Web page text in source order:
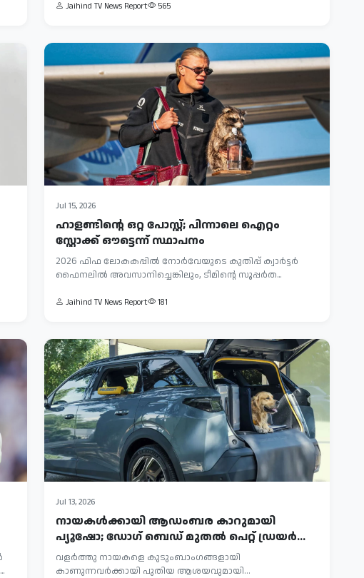
Jaihind TV News Report 565
Jul 15, 2026
ഹാളണ്ടിന്റെ ഒറ്റ പോസ്റ്റ്; പിന്നാലെ ഐറ്റം
സ്റ്റോക്ക് ഔട്ടെന്ന് സ്ഥാപനം
2026 ഫിഫ ലോകകപ്പിൽ നോർവേയുടെ കുതിപ്പ് ക്വാർട്ടർ
ഫൈനലിൽ അവസാനിച്ചെങ്കിലും, ടീമിന്റെ സൂപ്പർത...
Jaihind TV News Report 181
Jul 13, 2026
നായകൾക്കായി ആഡംബര കാറുമായി
പ്യൂഷോ; ഡോഗ് ബെഡ് മുതൽ പെറ്റ് ഡ്രയർ
വരെ
വളർത്തു നായകളെ കുടുംബാംഗങ്ങളായി
കാണുന്നവർക്കായി പുതിയ ആശയവുമായി